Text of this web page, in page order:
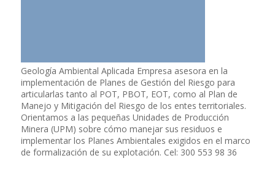
Geología Ambiental Aplicada Empresa asesora en la
implementación de Planes de Gestión del Riesgo para
articularlas tanto al POT, PBOT, EOT, como al Plan de
Manejo y Mitigación del Riesgo de los entes territoriales.
Orientamos a las pequeñas Unidades de Producción
Minera (UPM) sobre cómo manejar sus residuos e
implementar los Planes Ambientales exigidos en el marco
de formalización de su explotación. Cel: 300 553 98 36